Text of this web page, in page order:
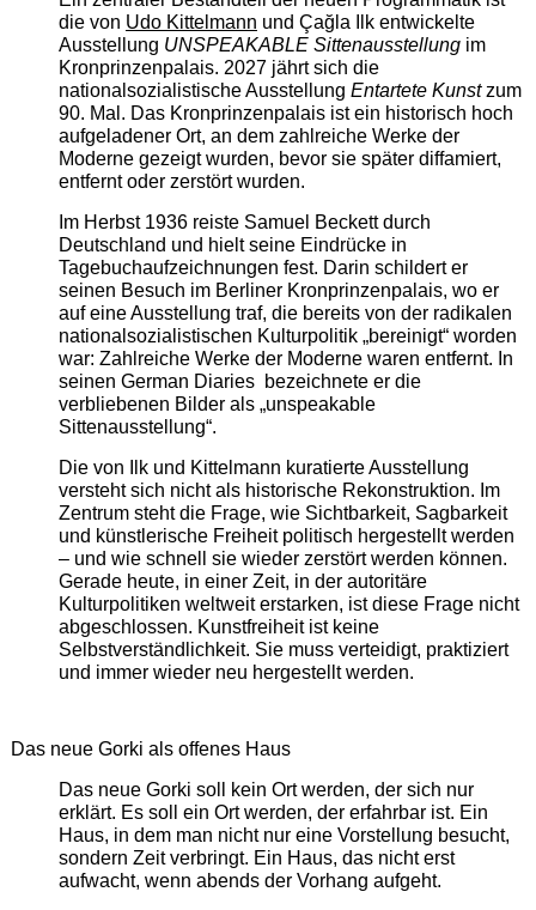
die von Udo Kittelmann und Çağla Ilk entwickelte
Ausstellung UNSPEAKABLE Sittenausstellungim
Kronprinzenpalais. 2027 jährt sich die
nationalsozialistische Ausstellung Entartete Kunstzum
90. Mal. Das Kronprinzenpalais ist ein historisch hoch
aufgeladener Ort, an dem zahlreiche Werke der
Moderne gezeigt wurden, bevor sie später diffamiert,
entfernt oder zerstört wurden.
Im Herbst 1936 reiste Samuel Beckett durch
Deutschland und hielt seine Eindrücke in
Tagebuchaufzeichnungen fest. Darin schildert er
seinen Besuch im Berliner Kronprinzenpalais, wo er
auf eine Ausstellung traf, die bereits von der radikalen
nationalsozialistischen Kulturpolitik „bereinigt“ worden
war: Zahlreiche Werke der Moderne waren entfernt. In
seinen German Diaries bezeichnete er die
verbliebenen Bilder als „unspeakable
Sittenausstellung“.
Die von Ilk und Kittelmann kuratierte Ausstellung
versteht sich nicht als historische Rekonstruktion. Im
Zentrum steht die Frage, wie Sichtbarkeit, Sagbarkeit
und künstlerische Freiheit politisch hergestellt werden
– und wie schnell sie wieder zerstört werden können.
Gerade heute, in einer Zeit, in der autoritäre
Kulturpolitiken weltweit erstarken, ist diese Frage nicht
abgeschlossen. Kunstfreiheit ist keine
Selbstverständlichkeit. Sie muss verteidigt, praktiziert
und immer wieder neu hergestellt werden.
Das neue Gorki als offenes Haus
Das neue Gorki soll kein Ort werden, der sich nur
erklärt. Es soll ein Ort werden, der erfahrbar ist. Ein
Haus, in dem man nicht nur eine Vorstellung besucht,
sondern Zeit verbringt. Ein Haus, das nicht erst
aufwacht, wenn abends der Vorhang aufgeht.